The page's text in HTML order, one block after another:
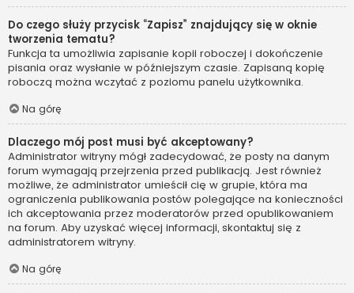
Do czego służy przycisk “Zapisz” znajdujący się w oknie
tworzenia tematu?
Funkcja ta umożliwia zapisanie kopii roboczej i dokończenie
pisania oraz wysłanie w późniejszym czasie. Zapisaną kopię
roboczą można wczytać z poziomu panelu użytkownika.
Na górę
Dlaczego mój post musi być akceptowany?
Administrator witryny mógł zadecydować, że posty na danym
forum wymagają przejrzenia przed publikacją. Jest również
możliwe, że administrator umieścił cię w grupie, która ma
ograniczenia publikowania postów polegające na konieczności
ich akceptowania przez moderatorów przed opublikowaniem
na forum. Aby uzyskać więcej informacji, skontaktuj się z
administratorem witryny.
Na górę